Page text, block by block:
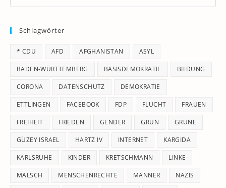
Schlagwörter
* CDU AFD AFGHANISTAN ASYL
BADEN-WÜRTTEMBERG BASISDEMOKRATIE BILDUNG
CORONA DATENSCHUTZ DEMOKRATIE
ETTLINGEN FACEBOOK FDP FLUCHT FRAUEN
FREIHEIT FRIEDEN GENDER GRÜN GRÜNE
GÜZEY ISRAEL HARTZ IV INTERNET KARGIDA
KARLSRUHE KINDER KRETSCHMANN LINKE
MALSCH MENSCHENRECHTE MÄNNER NAZIS